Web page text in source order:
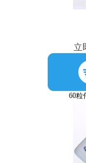
立
60粒